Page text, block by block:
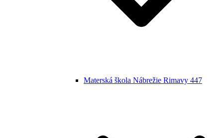
Materská škola Nábrežie Rimavy 447